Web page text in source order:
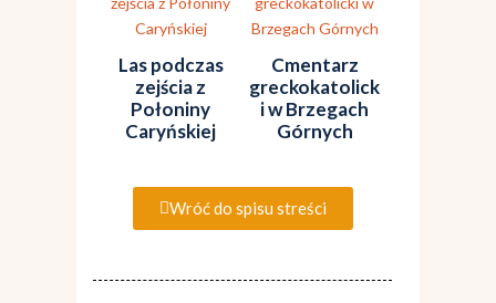
Las podczas
zejścia z
Połoniny
Caryńskiej
Cmentarz
greckokatolick
i w Brzegach
Górnych
Wróć do spisu streści